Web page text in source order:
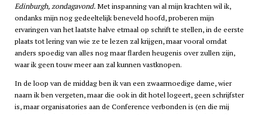
Edinburgh, zondagavond.Met inspanning van al mijn krachten wil ik,
ondanks mijn nog gedeeltelijk beneveld hoofd, proberen mijn
ervaringen van het laatste halve etmaal op schrift te stellen, in de eerste
plaats tot lering van wie ze te lezen zal krijgen, maar vooral omdat
anders spoedig van alles nog maar flarden heugenis over zullen zijn,
waar ik geen touw meer aan zal kunnen vastknopen.
In de loop van de middag ben ik van een zwaarmoedige dame, wier
naam ik ben vergeten, maar die ook in dit hotel logeert, geen schrijfster
is, maar organisatories aan de Conference verbonden is (en die mij